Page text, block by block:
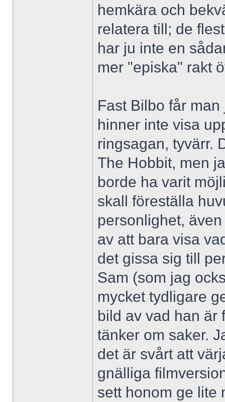
hemkära och
relatera till; de
har ju inte en
mer "episka" rakt
Fast Bilbo får
hinner inte visa
ringsagan, tyvärr.
The Hobbit, men
borde ha varit
skall föreställa
personlighet,
av att bara visa
det gissa sig till
Sam (som jag
mycket tydligare
bild av vad han är
tänker om saker.
det är svårt att
gnälliga
sett honom ge lite